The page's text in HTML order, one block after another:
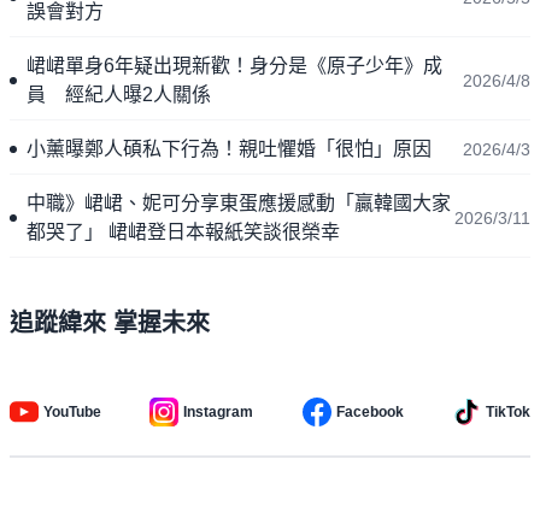
誤會對方
峮峮單身6年疑出現新歡！身分是《原子少年》成
員 經紀人曝2人關係
2026/4/8
小薰曝鄭人碩私下行為！親吐懼婚「很怕」原因 2026/4/3
中職》峮峮、妮可分享東蛋應援感動「贏韓國大家
都哭了」 峮峮登日本報紙笑談很榮幸
2026/3/11
追蹤緯來 掌握未來
YouTube Instagram Facebook TikTok